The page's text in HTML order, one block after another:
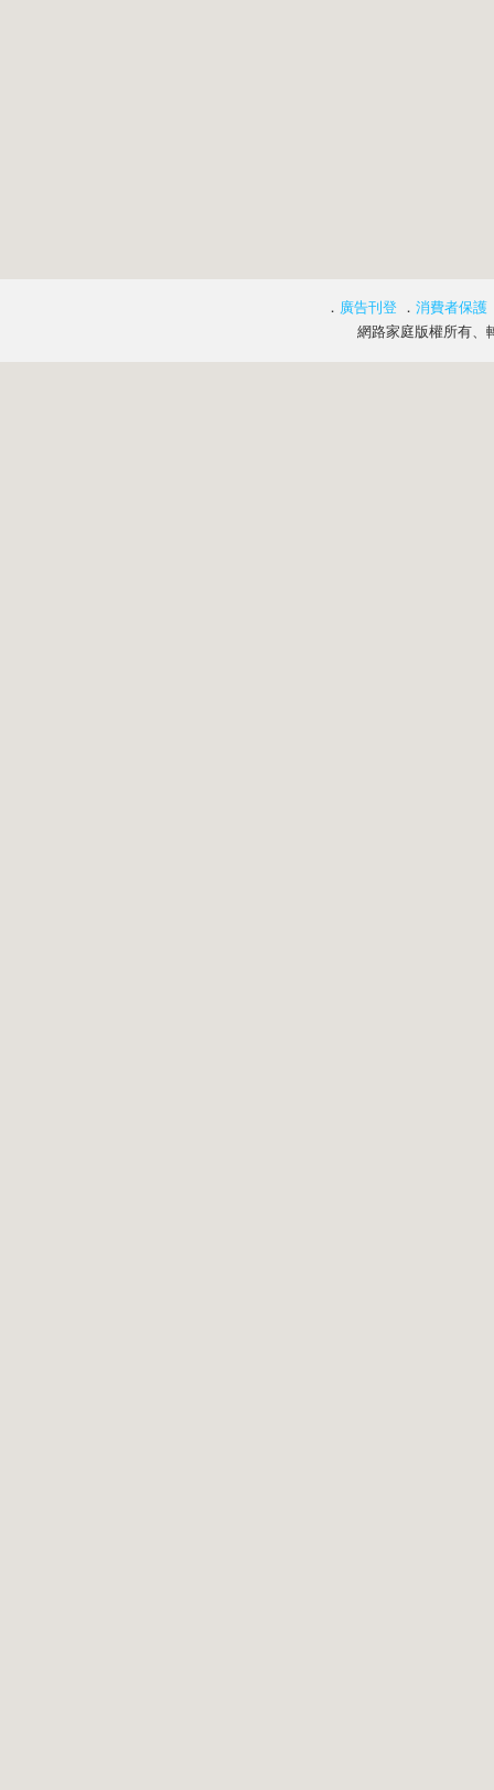
． 廣告刊登 ． 消費者保護
網路家庭版權所有、